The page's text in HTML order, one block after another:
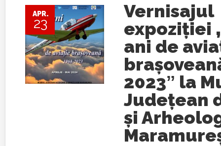
APR.
23
Vernisajul
expoziției
ani de
2023ˮ la
Județean
și